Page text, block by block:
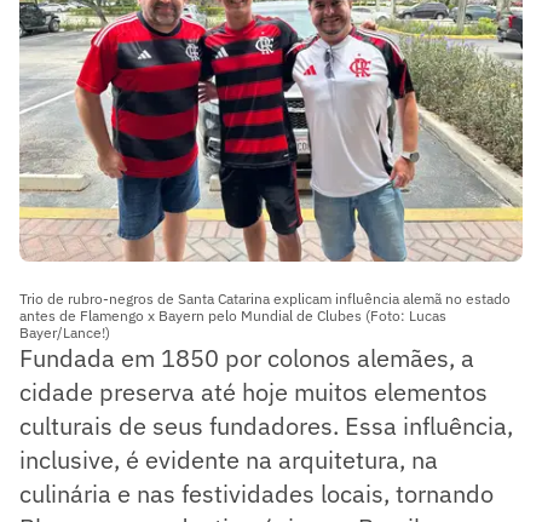
Trio de rubro-negros de Santa Catarina explicam influência alemã no estado
antes de Flamengo x Bayern pelo Mundial de Clubes (Foto: Lucas
Bayer/Lance!)
Fundada em 1850 por colonos alemães, a
cidade preserva até hoje muitos elementos
culturais de seus fundadores. Essa influência,
inclusive, é evidente na arquitetura, na
culinária e nas festividades locais, tornando